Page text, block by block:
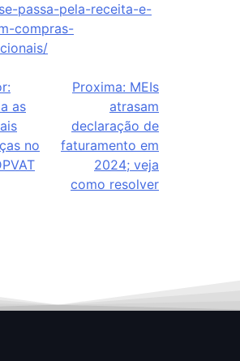
passa-pela-receita-e-
compras-
as
no
Proxima: MEIs
atrasam
declaração de
faturamento em
2024; veja
como resolver